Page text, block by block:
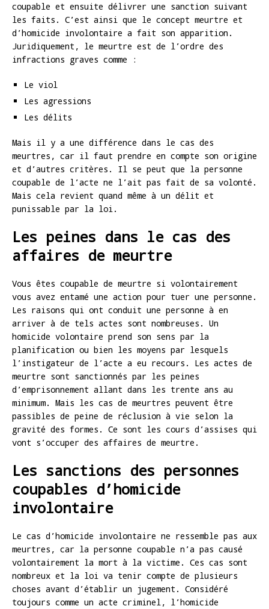
coupable et ensuite délivrer une sanction suivant
les faits. C’est ainsi que le concept meurtre et
d’homicide involontaire a fait son apparition.
Juridiquement, le meurtre est de l’ordre des
infractions graves comme :
Le viol
Les agressions
Les délits
Mais il y a une différence dans le cas des
meurtres, car il faut prendre en compte son origine
et d’autres critères. Il se peut que la personne
coupable de l’acte ne l’ait pas fait de sa volonté.
Mais cela revient quand même à un délit et
punissable par la loi.
Les peines dans le cas des
affaires de meurtre
Vous êtes coupable de meurtre si volontairement
vous avez entamé une action pour tuer une personne.
Les raisons qui ont conduit une personne à en
arriver à de tels actes sont nombreuses. Un
homicide volontaire prend son sens par la
planification ou bien les moyens par lesquels
l’instigateur de l’acte a eu recours. Les actes de
meurtre sont sanctionnés par les peines
d’emprisonnement allant dans les trente ans au
minimum. Mais les cas de meurtres peuvent être
passibles de peine de réclusion à vie selon la
gravité des formes. Ce sont les cours d’assises qui
vont s’occuper des affaires de meurtre.
Les sanctions des personnes
coupables d’homicide
involontaire
Le cas d’homicide involontaire ne ressemble pas aux
meurtres, car la personne coupable n’a pas causé
volontairement la mort à la victime. Ces cas sont
nombreux et la loi va tenir compte de plusieurs
choses avant d’établir un jugement. Considéré
toujours comme un acte criminel, l’homicide